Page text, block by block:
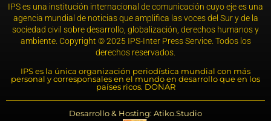
IPS es una institución internacional de comunicación cuyo eje es una
agencia mundial de noticias que amplifica las voces del Sur y de la
sociedad civil sobre desarrollo, globalización, derechos humanos y
ambiente. Copyright © 2025 IPS-Inter Press Service. Todos los
derechos reservados.
IPS es la única organización periodística mundial con más
personal y corresponsales en el mundo en desarrollo que en los
países ricos. DONAR
Desarrollo & Hosting: Atiko.Studio